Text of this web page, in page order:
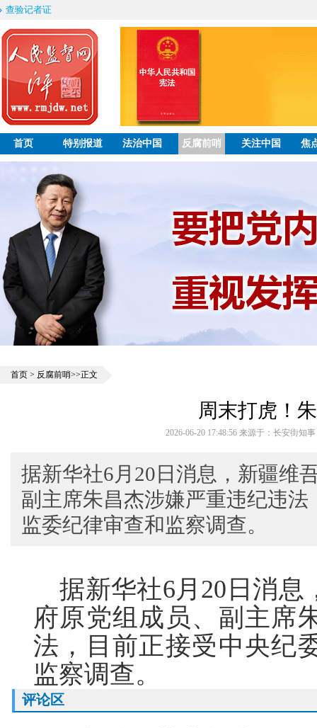
查验记者证
首页 特别报道 法治中国 反腐前哨 关注中国 焦
首页 > 反腐前哨>>正文
周末打虎！
2026-06-20 17:48:56 来源于：长安街知
据新华社6月20日消息，新疆维
副主席朱昌杰涉嫌严重违纪违
监委纪律审查和监察调查。
据新华社6月20日消息
府原党组成员、副主席
法，目前正接受中央纪
监察调查。
评论区